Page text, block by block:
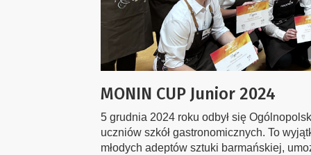
MONIN CUP Junior 2024
5 grudnia 2024 roku odbył się
uczniów szkół gastronomicznych. To
młodych adeptów sztuki barmańskiej,